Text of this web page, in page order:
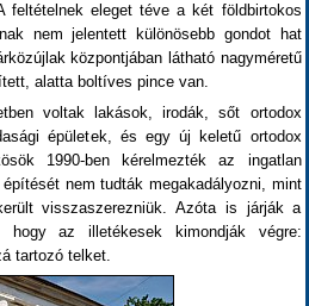
feltételnek eleget téve a két földbirtokos
nem jelentett különösebb gondot hat
központjában látható nagyméretű
alatta boltíves pince van.
voltak lakások, irodák, sőt ortodox
épületek, és egy új keletű ortodox
1990-ben kérelmezték az ingatlan
nem tudták megakadályozni, mint
visszaszerezniük. Azóta is járják a
hogy az illetékesek kimondják végre:
tartozó telket.